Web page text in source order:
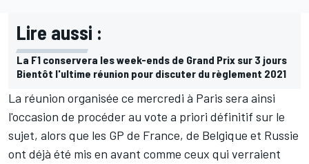
Lire aussi :
La F1 conservera les week-ends de Grand Prix sur 3 jours
Bientôt l'ultime réunion pour discuter du règlement 2021
La réunion organisée ce mercredi à Paris sera ainsi
l'occasion de procéder au vote a priori définitif sur le
sujet, alors que les GP de France, de Belgique et Russie
ont déjà été mis en avant comme ceux qui verraient